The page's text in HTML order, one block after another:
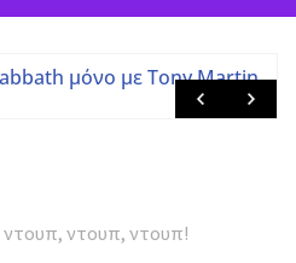
μόνο με Tony Martin
ντουπ, ντουπ, ντουπ!